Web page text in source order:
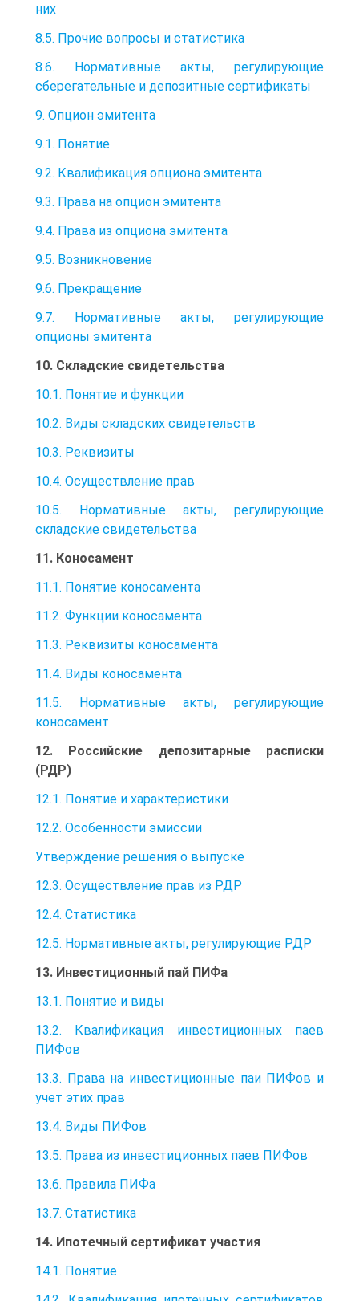
них
8.5. Прочие вопросы и статистика
8.6. Нормативные акты, регулирующие
сберегательные и депозитные сертификаты
9. Опцион эмитента
9.1. Понятие
9.2. Квалификация опциона эмитента
9.3. Права на опцион эмитента
9.4. Права из опциона эмитента
9.5. Возникновение
9.6. Прекращение
9.7. Нормативные акты, регулирующие
опционы эмитента
10. Складские свидетельства
10.1. Понятие и функции
10.2. Виды складских свидетельств
10.3. Реквизиты
10.4. Осуществление прав
10.5. Нормативные акты, регулирующие
складские свидетельства
11. Коносамент
11.1. Понятие коносамента
11.2. Функции коносамента
11.3. Реквизиты коносамента
11.4. Виды коносамента
11.5. Нормативные акты, регулирующие
коносамент
12. Российские депозитарные расписки
(РДР)
12.1. Понятие и характеристики
12.2. Особенности эмиссии
Утверждение решения о выпуске
12.3. Осуществление прав из РДР
12.4. Статистика
12.5. Нормативные акты, регулирующие РДР
13. Инвестиционный пай ПИФа
13.1. Понятие и виды
13.2. Квалификация инвестиционных паев
ПИФов
13.3. Права на инвестиционные паи ПИФов и
учет этих прав
13.4. Виды ПИФов
13.5. Права из инвестиционных паев ПИФов
13.6. Правила ПИФа
13.7. Статистика
14. Ипотечный сертификат участия
14.1. Понятие